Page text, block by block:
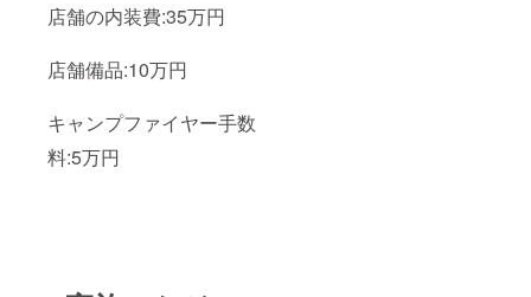
店舗の内装費:35万円
店舗備品:10万円
キャンプファイヤー手数
料:5万円